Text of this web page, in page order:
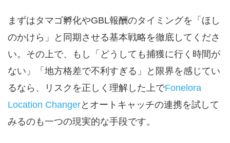
まずはタマゴ孵化やGBL報酬のタイミングを「ほし
のかけら」と同期させる基本戦略を徹底してくださ
い。その上で、もし「どうしても捕獲に行く時間が
ない」「地方格差で不利すぎる」と限界を感じてい
るなら、リスクを正しく理解した上でFonelora
Location Changerとオートキャッチの連携を試して
みるのも一つの現実的な手段です。